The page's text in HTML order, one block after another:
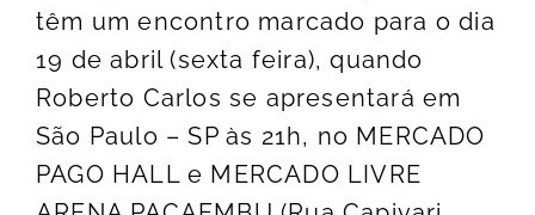
têm um encontro marcado para o dia
19 de abril (sexta feira), quando
Roberto Carlos se apresentará em
São Paulo – SP às 21h, no MERCADO
PAGO HALL e MERCADO LIVRE